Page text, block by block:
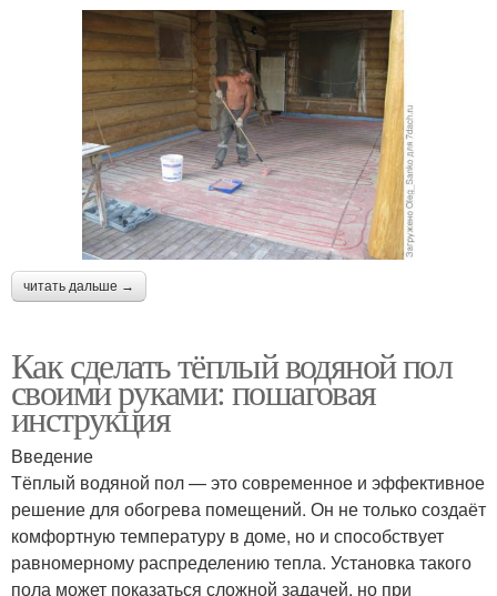
читать дальше →
Как сделать тёплый водяной пол
своими руками: пошаговая
инструкция
Введение
Тёплый водяной пол — это современное и эффективное
решение для обогрева помещений. Он не только создаёт
комфортную температуру в доме, но и способствует
равномерному распределению тепла. Установка такого
пола может показаться сложной задачей, но при